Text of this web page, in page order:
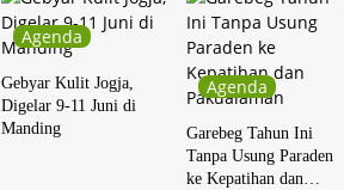
Agenda
Gebyar Kulit Jogja,
Digelar 9-11 Juni di
Manding
Agenda
Garebeg Tahun Ini
Tanpa Usung Paraden
ke Kepatihan dan